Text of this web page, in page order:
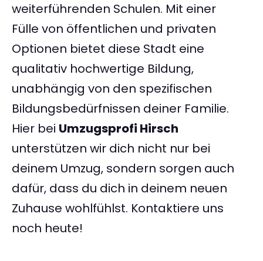
weiterführenden Schulen. Mit einer
Fülle von öffentlichen und privaten
Optionen bietet diese Stadt eine
qualitativ hochwertige Bildung,
unabhängig von den spezifischen
Bildungsbedürfnissen deiner Familie.
Hier bei Umzugsprofi Hirsch
unterstützen wir dich nicht nur bei
deinem Umzug, sondern sorgen auch
dafür, dass du dich in deinem neuen
Zuhause wohlfühlst. Kontaktiere uns
noch heute!